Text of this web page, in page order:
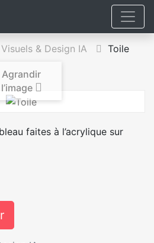
Visuels & Design IA Toile
Agrandir
l’image
faites à l’acrylique sur